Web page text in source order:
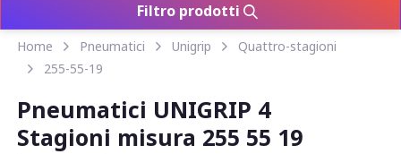
Filtro prodotti
Home Pneumatici Unigrip
Quattro-stagioni
255-55-19
Pneumatici UNIGRIP 4
Stagioni misura 255 55 19